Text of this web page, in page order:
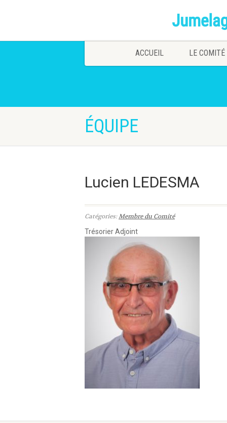
ACCUEIL LE COMITÉ
ÉQUIPE
Lucien LEDESMA
Catégories:Membre du Comité
Trésorier Adjoint